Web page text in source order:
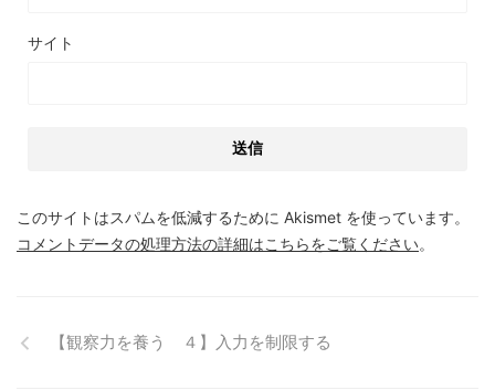
サイト
このサイトはスパムを低減するために Akismet を使っています。
コメントデータの処理方法の詳細はこちらをご覧ください。
【観察力を養う ４】入力を制限する